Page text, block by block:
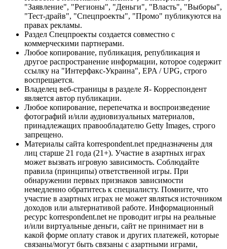
"Заявление", "Регионы", "Деньги", "Власть", "Выборы",
"Тест-драйв", "Спецпроекты", "Промо" публикуются на
правах рекламы.
Раздел Спецпроекты создается совместно с
коммерческими партнерами.
Любое копирование, публикация, републикация и
другое распространение информации, которое содержит
ссылку на "Интерфакс-Украина", EPA / UPG, строго
воспрещается.
Владелец веб-страницы в разделе Я- Корреспондент
является автор публикации.
Любое копирование, перепечатка и воспроизведение
фотографий и/или аудиовизуальных материалов,
принадлежащих правообладателю Getty Images, строго
запрещено.
Материалы сайта korrespondent.net предназначены для
лиц старше 21 года (21+). Участие в азартных играх
может вызвать игровую зависимость. Соблюдайте
правила (принципы) ответственной игры. При
обнаружении первых признаков зависимости
немедленно обратитесь к специалисту. Помните, что
участие в азартных играх не может являться источником
доходов или альтернативой работе. Информационный
ресурс korrespondent.net не проводит игры на реальные
и/или виртуальные деньги, сайт не принимает ни в
какой форме оплату ставок и других платежей, которые
связаны/могут быть связаны с азартными играми,